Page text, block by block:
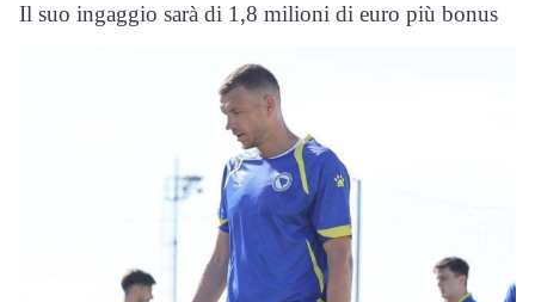
Il suo ingaggio sarà di 1,8 milioni di euro più bonus